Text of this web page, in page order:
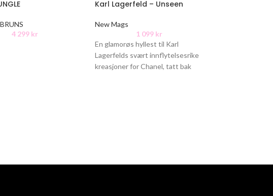
4 299 kr
Karl Lagerfeld – Unseen
New Mags
1 099 kr
En glamorøs hyllest til Karl
Lagerfelds svært innflytelsesrike
kreasjoner for Chanel, tatt bak